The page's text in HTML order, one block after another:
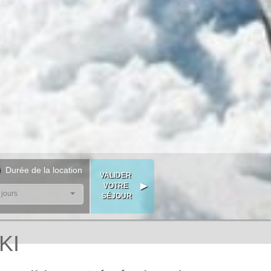
Durée de la location
jours